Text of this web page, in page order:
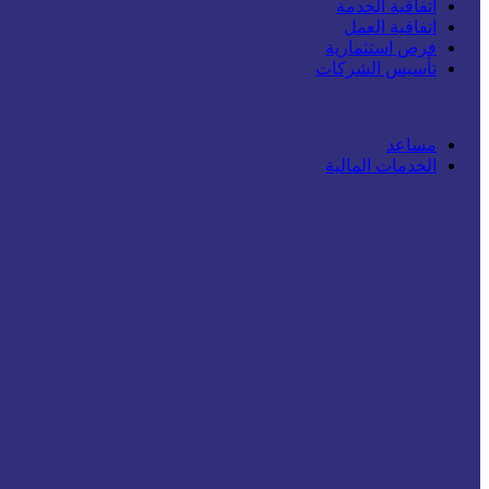
اتفاقية الخدمة
اتفاقية العمل
فرص استثمارية
تأسيس الشركات
مساعد
الخدمات المالية